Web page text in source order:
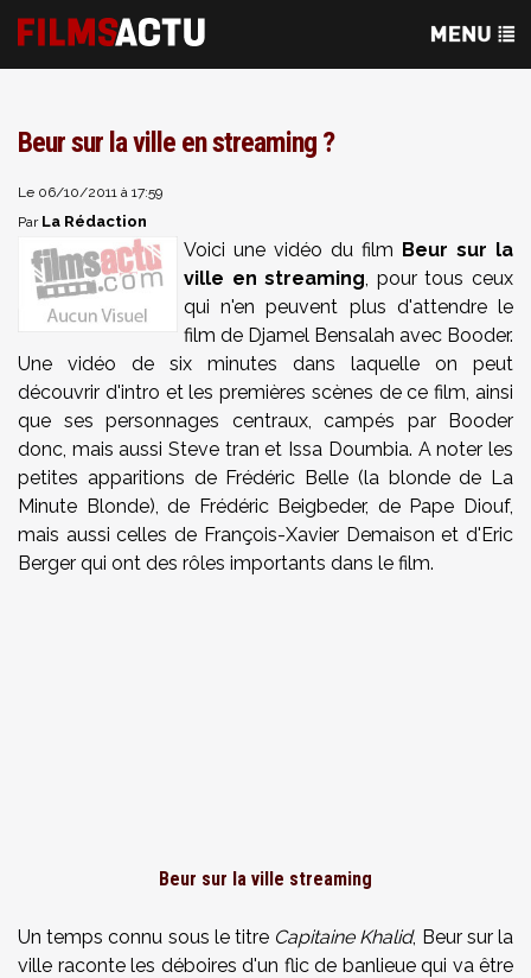
Beur sur la ville en streaming ?
Le 06/10/2011 à 17:59
Par La Rédaction
Voici une vidéo du film Beur sur la
ville en streaming, pour tous ceux
qui n'en peuvent plus d'attendre le
film de Djamel Bensalah avec Booder.
Une vidéo de six minutes dans laquelle on peut
découvrir d'intro et les premières scènes de ce film, ainsi
que ses personnages centraux, campés par Booder
donc, mais aussi Steve tran et Issa Doumbia. A noter les
petites apparitions de Frédéric Belle (la blonde de La
Minute Blonde), de Frédéric Beigbeder, de Pape Diouf,
mais aussi celles de François-Xavier Demaison et d'Eric
Berger qui ont des rôles importants dans le film.
Beur sur la ville streaming
Un temps connu sous le titre Capitaine Khalid, Beur sur la
ville raconte les déboires d'un flic de banlieue qui va être